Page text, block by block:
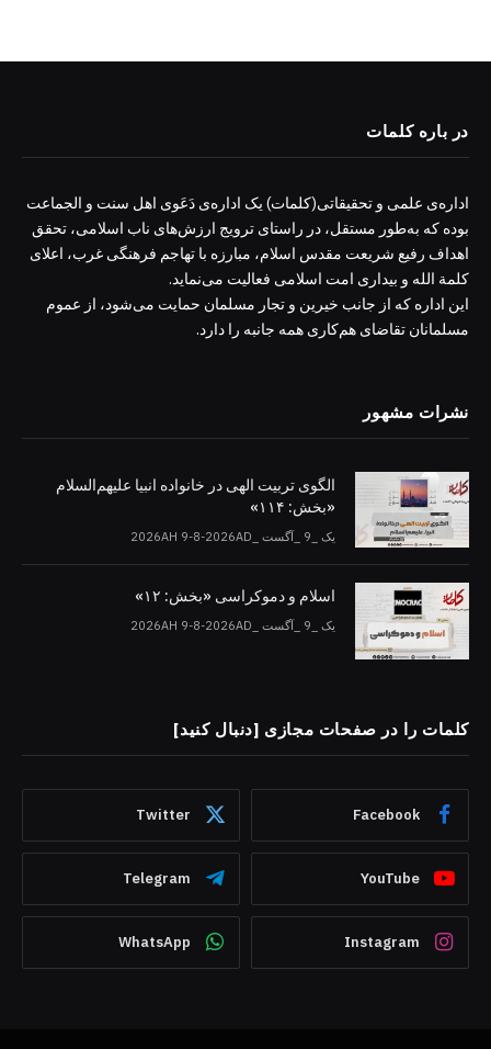
در باره کلمات
اداره‌ی علمی و تحقیقاتی(کلمات) یک اداره‌ی دَعَوی اهل سنت و الجماعت
بوده که به‌طور مستقل، در راستای ترویج ارزش‌های ناب اسلامی، تحقق
اهداف رفیع شریعت مقدس اسلام، مبارزه با تهاجم فرهنگی غرب، اعلای
کلمة الله و بیداری امت اسلامی فعالیت می‌نماید.
این اداره که از جانب خیرین و تجار مسلمان حمایت می‌شود، از عموم
مسلمانان تقاضای هم‌کاری همه جانبه را دارد.
نشرات مشهور
الگوی تربیت الهی در خانواده انبیا‌‌ علیهم‌السلام
«بخش: ۱۱۴»
یک _9 _آگست _2026AH 9-8-2026AD
اسلام و دموکراسی «بخش: ۱۲»
یک _9 _آگست _2026AH 9-8-2026AD
کلمات را در صفحات مجازی [دنبال کنید]
Facebook
Twitter
YouTube
Telegram
Instagram
WhatsApp